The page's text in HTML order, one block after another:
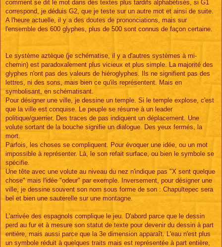
comment se dit le mot dans des textes plus tardifs alphabétisés, si G1
correspond, je déduis G2, que je teste sur un autre mot et ainsi de suite.
A l'heure actuelle, il y a des doutes de prononciations, mais sur
l'ensemble des 600 glyphes, plus de 500 sont connus de façon certaine.
Le système aztèque (je schématise, il y a d'autres systèmes à mi-
chemin) est paradoxalement plus vicieux et plus simple. La majorité des
glyphes n'ont pas des valeurs de hiéroglyphes. Ils ne signifient pas des
lettres, ni des sons, mais bien ce qu'ils représentent. Mais en
symbolisant, en schématisant.
Pour désigner une ville, je dessine un temple. Si le temple explose, c'est
que la ville est conquise. Le peuple se résume à un leader
politique/guerrier. Des traces de pas indiquent un déplacement. Une
volute sortant de la bouche signifie un dialogue. Des yeux fermés, la
mort.
Parfois, les choses se compliquent. Pour évoquer une idée, ou un mot
impossible à représenter. Là, le son refait surface, ou bien le symbole se
spécifie.
Une tête avec une volute au niveau du nez n'indique pas "X sent quelque
chose" mais l'idée "odeur" par exemple. Inversement, pour désigner une
ville, je dessine souvent son nom sous forme de son : Chapultepec sera
bel et bien une sauterelle sur une montagne.
L'arrivée des espagnols complique le jeu. D'abord parce que le dessin
perd au fur et à mesure son statut de texte pour devenir du dessin à part
entière, mais aussi parce que la 3e dimension apparaît. L'eau n'est plus
un symbole réduit à quelques traits mais est représentée à part entière,